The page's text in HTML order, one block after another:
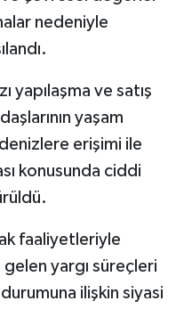
nedeniyle
yapılaşma ve satış
yaşam
denizlere erişimi ile
konusunda ciddi
faaliyetleriyle
gelen yargı süreçleri
ilişkin siyasi